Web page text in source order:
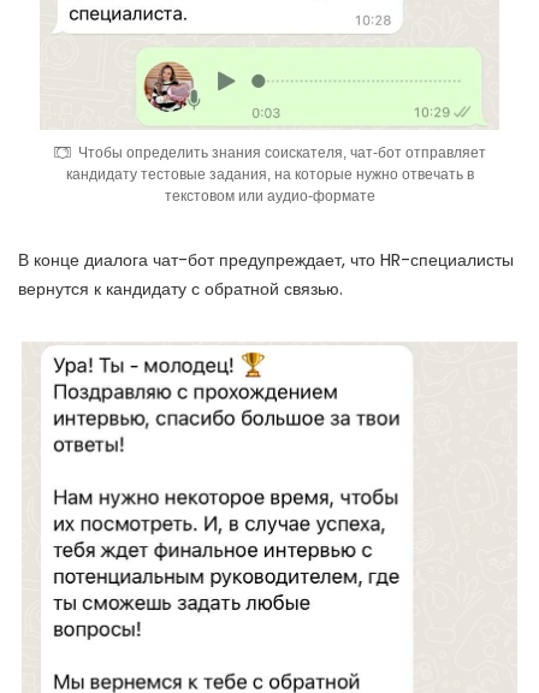
Чтобы определить знания соискателя, чат-бот отправляет
кандидату тестовые задания, на которые нужно отвечать в
текстовом или аудио-формате
В конце диалога чат-бот предупреждает, что HR-специалисты
вернутся к кандидату с обратной связью.